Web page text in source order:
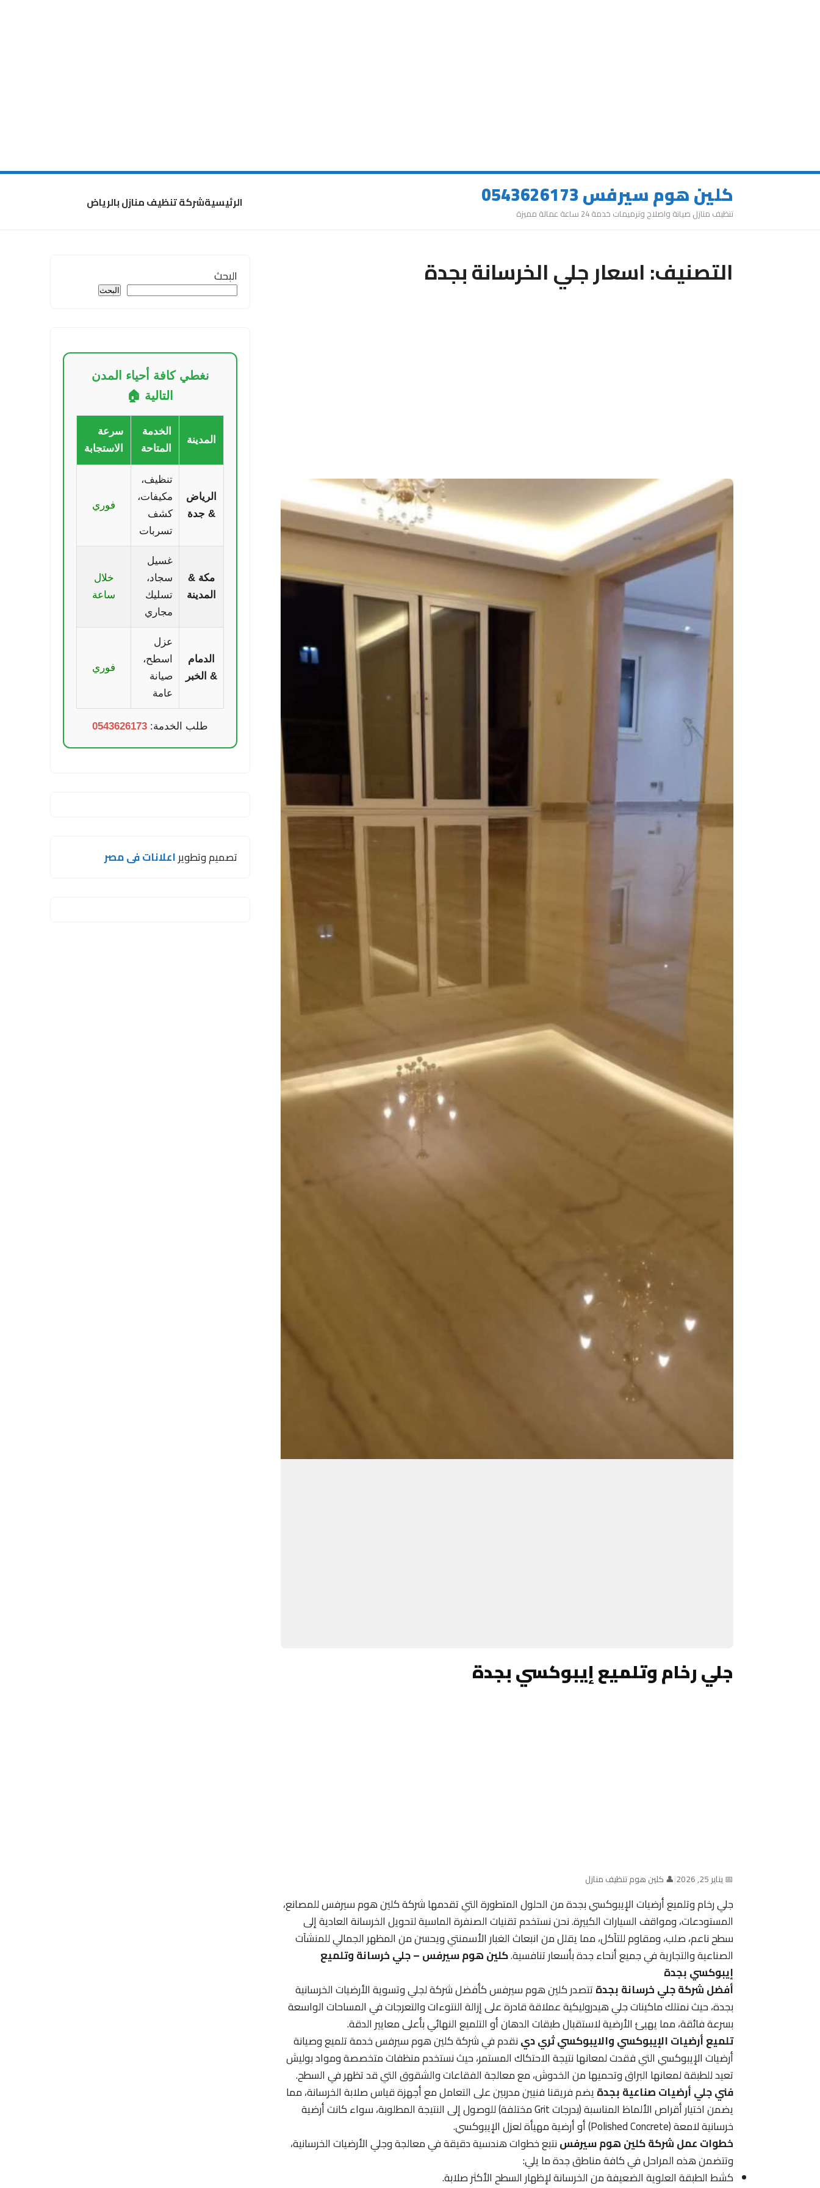
كلين هوم سيرفس 0543626173
تنظيف منازل صيانة واصلاح وترميمات خدمة 24 ساعة عمالة مميزة
الرئيسيةشركة تنظيف منازل بالرياض
التصنيف:اسعار جلي الخرسانة بجدة
جلي رخام وتلميع إيبوكسي بجدة
📅 يناير 25, 2026 |👤 كلين هوم تنظيف منازل
جلي رخام وتلميع أرضيات الإيبوكسي بجدة من الحلول المتطورة التي تقدمها شركة كلين هوم سيرفس للمصانع،
المستودعات، ومواقف السيارات الكبيرة. نحن نستخدم تقنيات الصنفرة الماسية لتحويل الخرسانة العادية إلى
سطح ناعم، صلب، ومقاوم للتآكل، مما يقلل من انبعاث الغبار الأسمنتي ويحسن من المظهر الجمالي للمنشآت
الصناعية والتجارية في جميع أنحاء جدة بأسعار تنافسية.كلين هوم سيرفس – جلي خرسانة وتلميع
إيبوكسي بجدة
أفضل شركة جلي خرسانة بجدةتتصدر كلين هوم سيرفس كأفضل شركة لجلي وتسوية الأرضيات الخرسانية
بجدة، حيث نمتلك ماكينات جلي هيدروليكية عملاقة قادرة على إزالة النتوءات والتعرجات في المساحات الواسعة
بسرعة فائقة، مما يهيئ الأرضية لاستقبال طبقات الدهان أو التلميع النهائي بأعلى معايير الدقة.
تلميع أرضيات الإيبوكسي والايبوكسي ثري دينقدم في شركة كلين هوم سيرفس خدمة تلميع وصيانة
أرضيات الإيبوكسي التي فقدت لمعانها نتيجة الاحتكاك المستمر، حيث نستخدم منظفات متخصصة ومواد بوليش
تعيد للطبقة لمعانها البراق وتحميها من الخدوش، مع معالجة الفقاعات والشقوق التي قد تظهر في السطح.
فني جلي أرضيات صناعية بجدةيضم فريقنا فنيين مدربين على التعامل مع أجهزة قياس صلابة الخرسانة، مما
يضمن اختيار أقراص الألماظ المناسبة (بدرجات Grit مختلفة) للوصول إلى النتيجة المطلوبة، سواء كانت أرضية
خرسانية لامعة (Polished Concrete) أو أرضية مهيأة لعزل الإيبوكسي.
خطوات عمل شركة كلين هوم سيرفسنتبع خطوات هندسية دقيقة في معالجة وجلي الأرضيات الخرسانية،
وتتضمن هذه المراحل في كافة مناطق جدة ما يلي:
كشط الطبقة العلوية الضعيفة من الخرسانة لإظهار السطح الأكثر صلابة.
البحث
البحث
نغطي كافة أحياء المدن
التالية 🏠
المدينة
الخدمة
المتاحة
سرعة
الاستجابة
الرياض
& جدة
تنظيف،
مكيفات،
كشف
تسربات
فوري
مكة &
المدينة
غسيل
سجاد،
تسليك
مجاري
خلال
ساعة
الدمام
& الخبر
عزل
اسطح،
صيانة
عامة
فوري
طلب الخدمة: 0543626173
تصميم وتطويراعلانات فى مصر